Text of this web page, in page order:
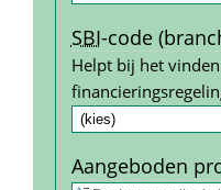
SBI-code
Helpt bij het
Aangeboden